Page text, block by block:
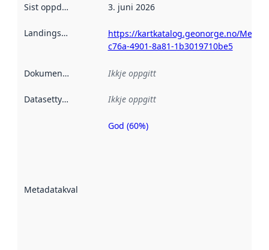
Sist oppdatert 3. juni 2026
Landingsside
https://kartkatalog.geonorge.no/
c76a-4901-8a81-1b3019710be5
Dokumentasjon Ikkje oppgitt
Datasettype Ikkje oppgitt
Metadatakvalitet
Metadatakvalitet
God (60%)